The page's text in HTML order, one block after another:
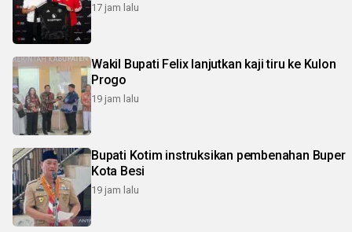
17 jam lalu
Wakil Bupati Felix lanjutkan kaji tiru ke Kulon
Progo
19 jam lalu
Bupati Kotim instruksikan pembenahan Buper
Kota Besi
19 jam lalu